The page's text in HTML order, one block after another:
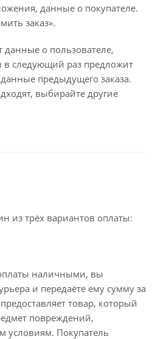
данные о покупателе.
заказ».
о пользователе,
в следующий раз предложит
предыдущего заказа.
выбирайте другие
из трёх вариантов оплаты:
наличными, вы
и передаёте ему сумму за
товар, который
повреждений,
условиям. Покупатель